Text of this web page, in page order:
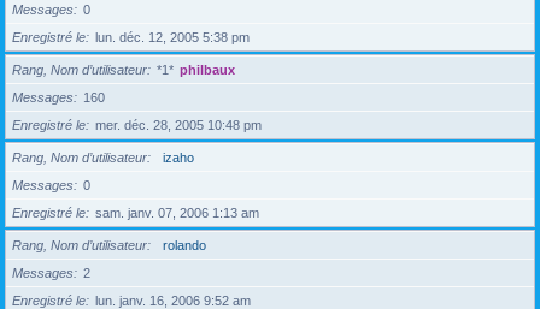
Messages
0
Enregistré le
lun. déc. 12, 2005 5:38 pm
Rang, Nom d’utilisateur *1* philbaux
Messages
160
Enregistré le
mer. déc. 28, 2005 10:48 pm
Rang, Nom d’utilisateur
izaho
Messages
0
Enregistré le
sam. janv. 07, 2006 1:13 am
Rang, Nom d’utilisateur
rolando
Messages
2
Enregistré le
lun. janv. 16, 2006 9:52 am